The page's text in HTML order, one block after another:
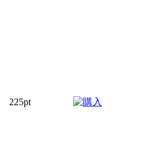
225pt